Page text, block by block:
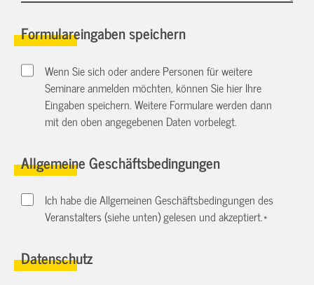
Formulareingaben speichern
Wenn Sie sich oder andere Personen für weitere
Seminare anmelden möchten, können Sie hier Ihre
Eingaben speichern. Weitere Formulare werden dann
mit den oben angegebenen Daten vorbelegt.
Allgemeine Geschäftsbedingungen
Ich habe die Allgemeinen Geschäftsbedingungen des
Veranstalters (siehe unten) gelesen und akzeptiert.*
Datenschutz